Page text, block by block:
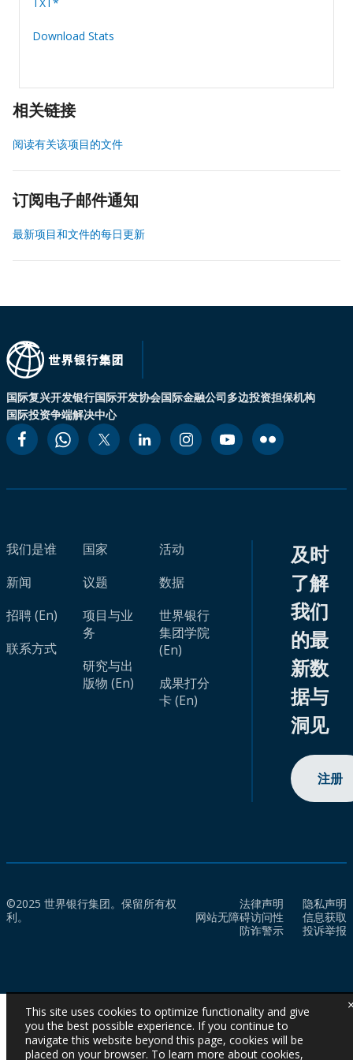
Download Stats
相关链接
阅读有关该项目的文件
订阅电子邮件通知
最新项目和文件的每日更新
国际复兴开发银行国际开发协会国际金融公司多边投资担保机构
国际投资争端解决中心
我们是谁
新闻
招聘 (En)
联系方式
国家
议题
项目与业
务
研究与出
版物 (En)
活动
数据
世界银行
集团学院
(En)
成果打分
卡 (En)
及时
了解
我们
的最
新数
据与
洞见
注册
©2025 世界银行集团。保留所有权
利。
法律声明
隐私声明
网站无障碍访问性
信息获取
防诈警示
投诉举报
This site uses cookies to optimize functionality and give
you the best possible experience. If you continue to
navigate this website beyond this page, cookies will be
placed on your browser. To learn more about cookies,